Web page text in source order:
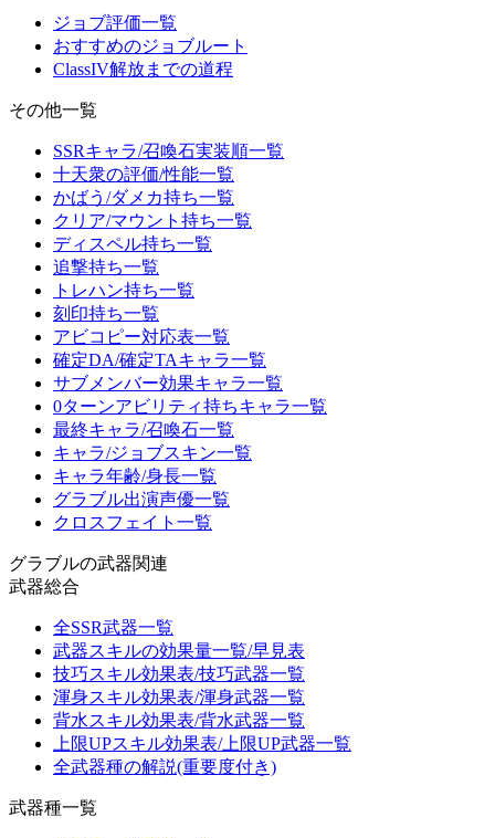
ジョブ評価一覧
おすすめのジョブルート
ClassIV解放までの道程
その他一覧
SSRキャラ/召喚石実装順一覧
十天衆の評価/性能一覧
かばう/ダメカ持ち一覧
クリア/マウント持ち一覧
ディスペル持ち一覧
追撃持ち一覧
トレハン持ち一覧
刻印持ち一覧
アビコピー対応表一覧
確定DA/確定TAキャラ一覧
サブメンバー効果キャラ一覧
0ターンアビリティ持ちキャラ一覧
最終キャラ/召喚石一覧
キャラ/ジョブスキン一覧
キャラ年齢/身長一覧
グラブル出演声優一覧
クロスフェイト一覧
グラブルの武器関連
武器総合
全SSR武器一覧
武器スキルの効果量一覧/早見表
技巧スキル効果表/技巧武器一覧
渾身スキル効果表/渾身武器一覧
背水スキル効果表/背水武器一覧
上限UPスキル効果表/上限UP武器一覧
全武器種の解説(重要度付き)
武器種一覧